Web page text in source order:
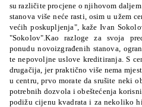
su različite procjene o njihovom
stanova više neće rasti, osim u užem
većih poskupljenja", kaže Ivan
"Sokolov".Kao razloge za svoja
ponudu novoizgrađenih stanova,
te nepovoljne uslove kreditiranja. S
drugačija, jer praktično više nema
u centru, prvo morate da srušite neki
potrebnih dozvola i obeštećenja
podižu cijenu kvadrata i za nekoliko